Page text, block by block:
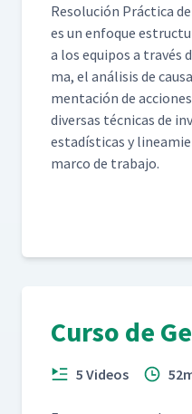
Res­olu­ción Prác­ti­ca
es un enfoque
a los equipos a
ma, el análi­sis de
mentación de
diver­sas téc­ni­cas de
estadís­ti­cas y
mar­co de trabajo.
Curso de
5 Videos